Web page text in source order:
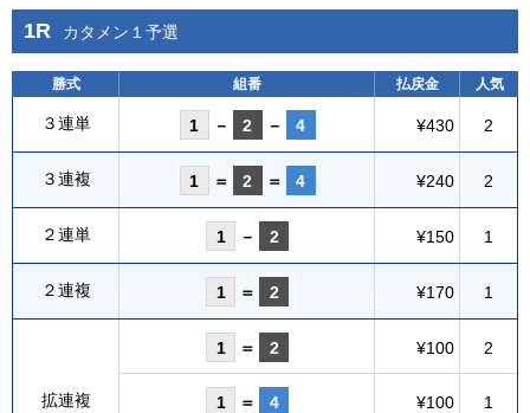
1R カタメン１予選
勝式 組番 払戻金 人気
３連単 1 － 2 － 4 ¥430 2
３連複 1 ＝ 2 ＝ 4 ¥240 2
２連単 1 － 2 ¥150 1
２連複 1 ＝ 2 ¥170 1
拡連複
1 ＝ 2 ¥100 2
1 ＝ 4 ¥100 1